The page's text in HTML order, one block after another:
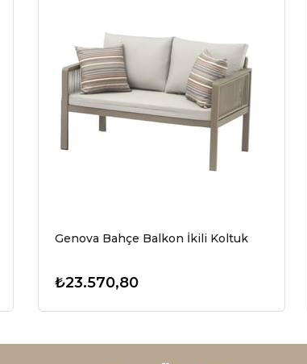
Genova Bahçe Balkon İkili Koltuk
₺23.570,80